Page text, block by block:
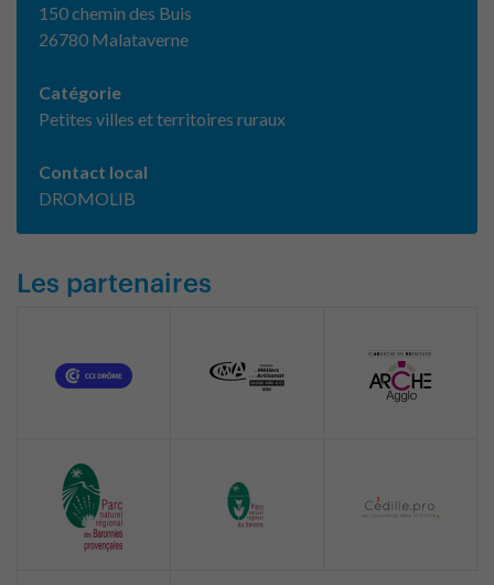
150 chemin des Buis
26780 Malataverne
Catégorie
Petites villes et territoires ruraux
Contact local
DROMOLIB
Les partenaires